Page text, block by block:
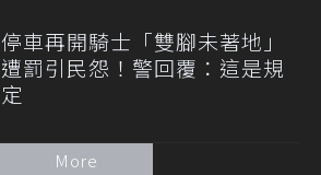
停車再開騎士「雙腳未著地」
遭罰引民怨！警回覆：這是規
定
More